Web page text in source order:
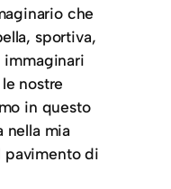
che
sportiva,
nostre
in questo
nella mia
pavimento di